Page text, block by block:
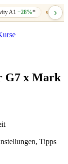
A1 −28%* bis 7.8.
›
G7 x Mark
Tipps